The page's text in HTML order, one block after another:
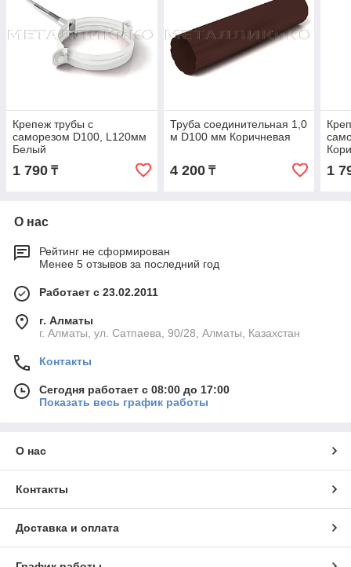
Крепеж трубы с
саморезом D100, L120мм
Белый
1 790 ₸
Труба соединительная 1,0
м D100 мм Коричневая
4 200₸ 1
О нас
Рейтинг не сформирован
Менее 5 отзывов за последний год
Работает с 23.02.2011
г. Алматы
г. Алматы, ул. Сатпаева, 90/28, Алматы, Казахстан
Контакты
Сегодня работает с 08:00 до 17:00
Показать весь график работы
О нас
Контакты
Доставка и оплата